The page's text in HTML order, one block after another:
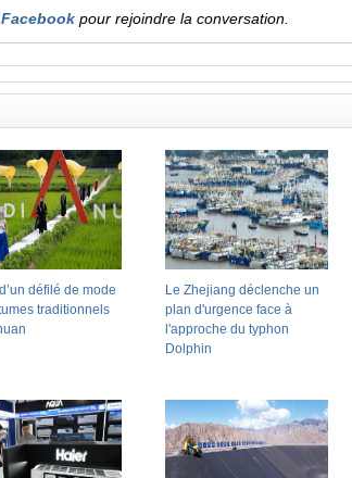
Facebookpour rejoindre la conversation.